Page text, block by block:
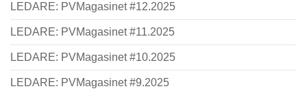
LEDARE: PVMagasinet #12.2025
LEDARE: PVMagasinet #11.2025
LEDARE: PVMagasinet #10.2025
LEDARE: PVMagasinet #9.2025